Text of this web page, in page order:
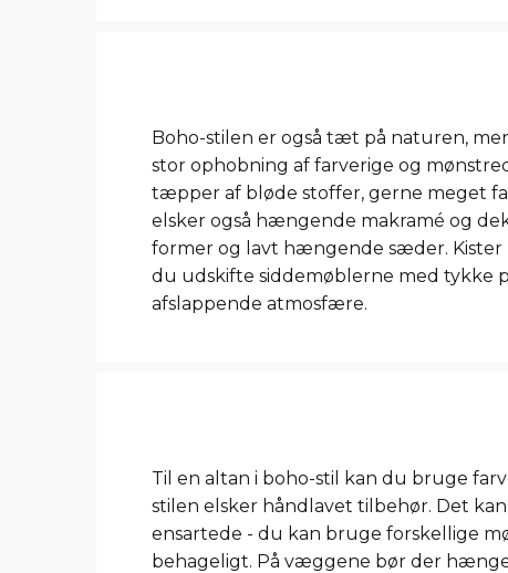
Boho-stilen er også tæt på naturen,
stor ophobning af farverige og
tæpper af bløde stoffer, gerne meget
elsker også hængende makramé og
former og lavt hængende sæder.
du udskifte siddemøblerne med
afslappende atmosfære.
Til en altan i boho-stil kan du bruge
stilen elsker håndlavet tilbehør. Det
ensartede - du kan bruge forskellige
behageligt. På væggene bør der